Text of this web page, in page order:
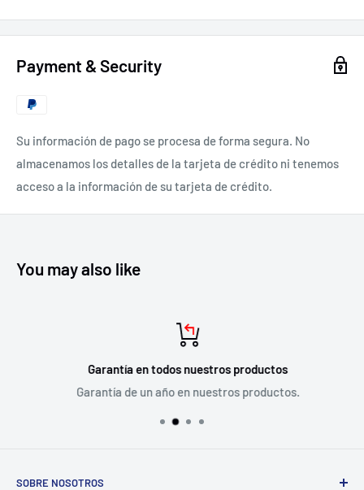
Payment & Security
Su información de pago se procesa de forma segura. No
almacenamos los detalles de la tarjeta de crédito ni tenemos
acceso a la información de su tarjeta de crédito.
You may also like
Garantía en todos nuestros productos
Garantía de un año en nuestros productos.
SOBRE NOSOTROS